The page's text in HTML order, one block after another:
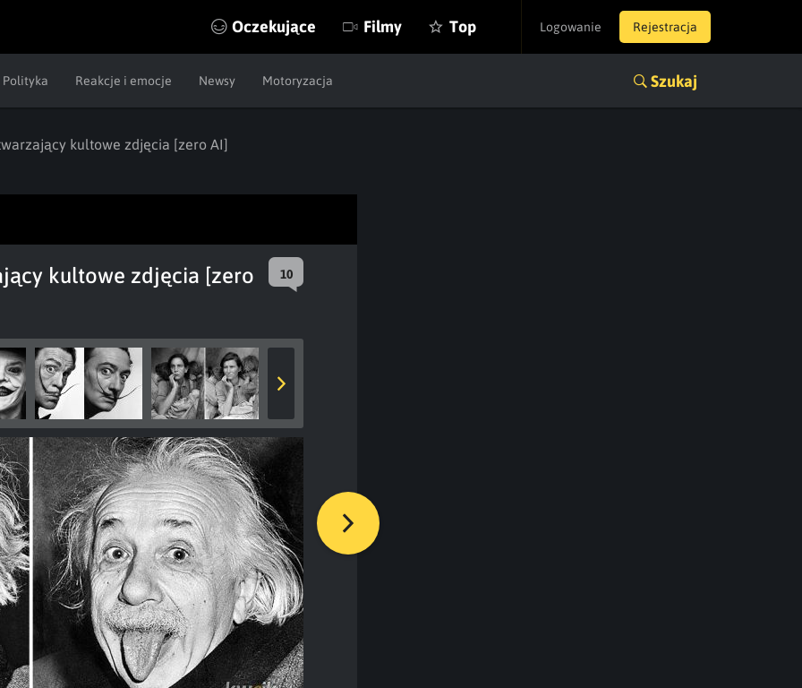
Logowanie Rejestracja
Oczekujące Filmy Top
Polityka Reakcje i emocje Newsy Motoryzacja Szukaj
kultowe zdjęcia [zero AI]
kultowe zdjęcia [zero 10